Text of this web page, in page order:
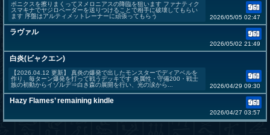
ポニクスを擦りまくってヌメロニアスの降臨を狙います ファナティク
スマキナでヤジロベーダーを送りつけることで相手に破壊してもらい
ます 序盤はアルティメットレーナーに頑張ってもらう
2026/05/05 02:47
ラヴァル
2026/05/02 21:49
白炎(ビャクエン)
【2026.04.12 更新】 真炎の爆発で出したモンスターでディアベルを
作り、毎ターン爆発を打って戦うデッキです 炎属性・守備200・戦士
族の初動からイゾルデ⇒白き森の展開を行い、光の涙から...
2026/04/29 09:30
Hazy Flames’ remaining kindle
2026/04/27 03:57